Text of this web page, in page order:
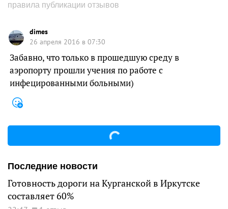
правила публикации отзывов
dimes
26 апреля 2016 в 07:30
Забавно, что только в прошедшую среду в
аэропорту прошли учения по работе с
инфецированными больными)
Последние новости
Готовность дороги на Курганской в Иркутске
составляет 60%